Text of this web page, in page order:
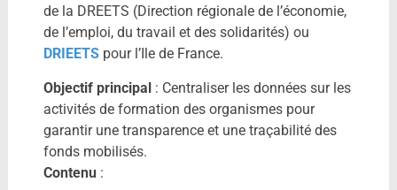
de la DREETS (Direction régionale de l’économie,
de l’emploi, du travail et des solidarités) ou
DRIEETSpour l’Ile de France.
Objectif principal : Centraliser les données sur les
activités de formation des organismes pour
garantir une transparence et une traçabilité des
fonds mobilisés.
Contenu: